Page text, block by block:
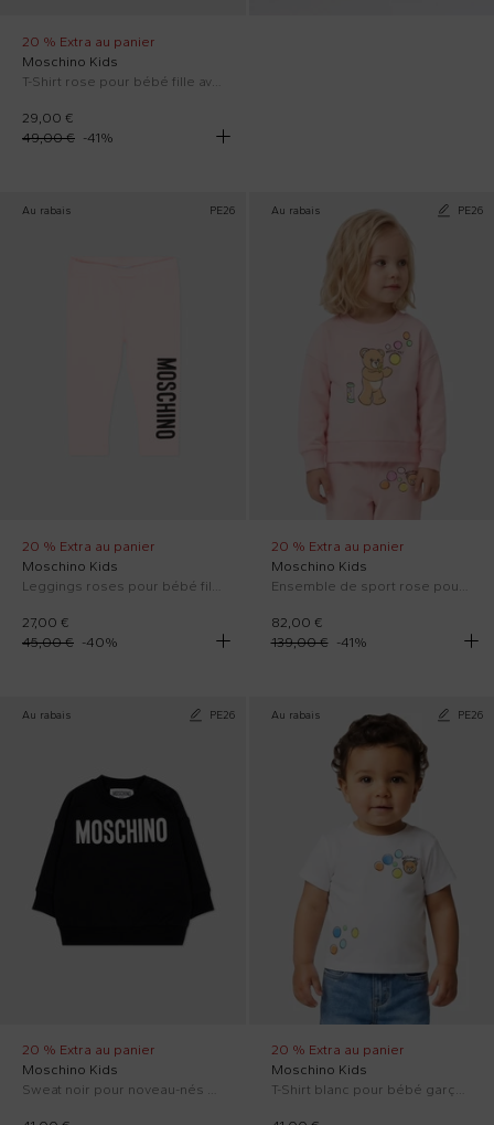
20 % Extra au panier
Moschino Kids
T-Shirt rose pour bébé fille avec logo
29,00 €
49,00 € -41%
Au rabais PE26
20 % Extra au panier
Moschino Kids
27,00 €
45,00 € -40%
Au rabais PE26
20 % Extra au panier
Moschino Kids
82,00 €
139,00 €
-41%
Au rabais PE26
20 % Extra au panier
Moschino Kids
Sweat noir pour noveau-nés avec logo
Au rabais PE26
20 % Extra au panier
Moschino Kids
T-Shirt blanc pour bébé garçon avec Teddy Bear